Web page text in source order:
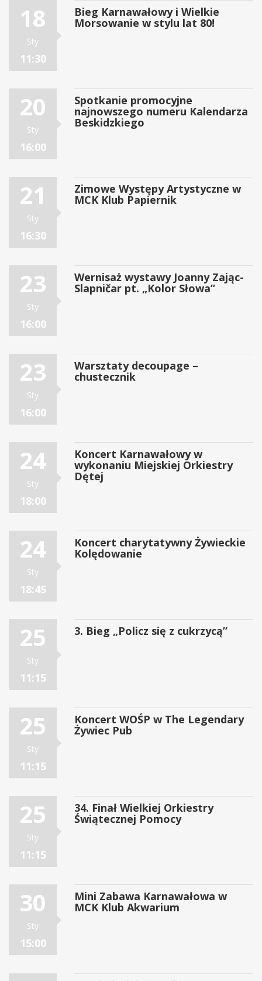
18
Sty
11:30
Bieg Karnawałowy i Wielkie
Morsowanie w stylu lat 80!
20
Sty
16:00
Spotkanie promocyjne
najnowszego numeru Kalendarza
Beskidzkiego
21
Sty
16:30
Zimowe Występy Artystyczne w
MCK Klub Papiernik
23
Sty
16:00
Wernisaż wystawy Joanny Zając-
Slapničar pt. „Kolor Słowa”
23
Sty
16:00
Warsztaty decoupage –
chustecznik
24
Sty
18:00
Koncert Karnawałowy w
wykonaniu Miejskiej Orkiestry
Dętej
24
Sty
18:45
Koncert charytatywny Żywieckie
Kolędowanie
25
Sty
11:15
3. Bieg „Policz się z cukrzycą”
25
Sty
11:15
Koncert WOŚP w The Legendary
Żywiec Pub
25
Sty
11:15
34. Finał Wielkiej Orkiestry
Świątecznej Pomocy
30
Sty
15:00
Mini Zabawa Karnawałowa w
MCK Klub Akwarium